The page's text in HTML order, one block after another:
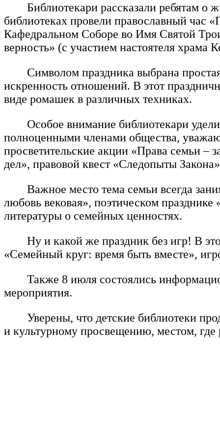
Библиотекари рассказали ребятам
библиотеках провели православный
Кафедральном Соборе во Имя Святой
верность» (с участием настоятеля храма
Символом праздника выбрана
искренность отношений. В этот
виде ромашек в различных техниках.
Особое внимание библиотекари
полноценными членами общества,
просветительские акции «Права семьи –
дел», правовой квест «Следопыты
Важное место тема семьи всегда
любовь вековая», поэтическом
литературы о семейных ценностях.
Ну и какой же праздник без игр! В
«Семейный круг: время быть вместе»,
Также 8 июля состоялись
мероприятия.
Уверены, что детские библиотеки
и культурному просвещению, местом,